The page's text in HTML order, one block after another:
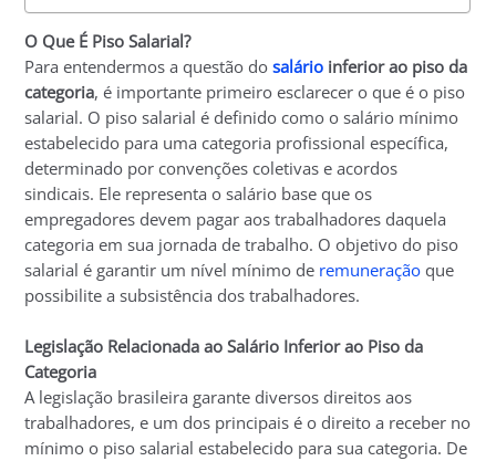
O Que É Piso Salarial?
Para entendermos a questão dosalário inferior ao piso da
categoria, é importante primeiro esclarecer o que é o piso
salarial. O piso salarial é definido como o salário mínimo
estabelecido para uma categoria profissional específica,
determinado por convenções coletivas e acordos
sindicais. Ele representa o salário base que os
empregadores devem pagar aos trabalhadores daquela
categoria em sua jornada de trabalho. O objetivo do piso
salarial é garantir um nível mínimo de remuneração que
possibilite a subsistência dos trabalhadores.
Legislação Relacionada ao Salário Inferior ao Piso da
Categoria
A legislação brasileira garante diversos direitos aos
trabalhadores, e um dos principais é o direito a receber no
mínimo o piso salarial estabelecido para sua categoria. De